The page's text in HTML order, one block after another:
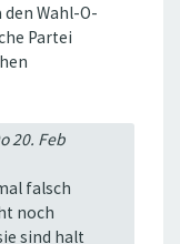
Wahl-O-
Partei
20. Feb
falsch
noch
sind halt